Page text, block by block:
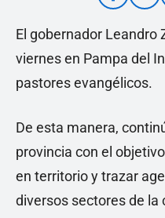
El gobernador Leandro
viernes en Pampa del
pastores evangélicos.
De esta manera,
provincia con el
en territorio y trazar
diversos sectores de la